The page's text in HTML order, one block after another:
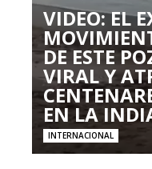
VIDEO: EL
DE ESTE
VIRAL Y
EN LA
INTERNACIONAL